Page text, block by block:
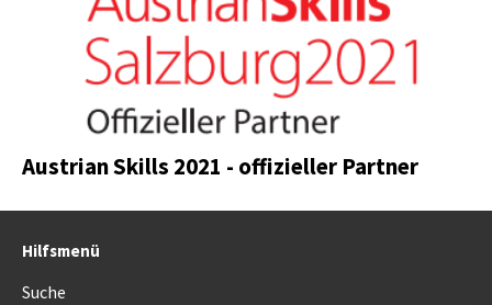
Austrian Skills 2021 - offizieller Partner
Hilfsmenü
Suche